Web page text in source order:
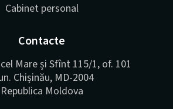
Cabinet personal
Contacte
Mare și Sfînt 115/1, of. 101
Chișinău, MD-2004
Republica Moldova